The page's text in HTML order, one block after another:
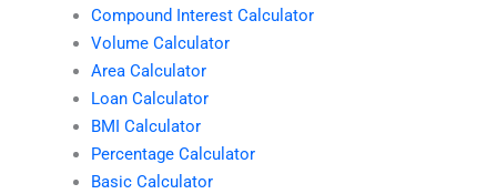
Compound Interest Calculator
Volume Calculator
Area Calculator
Loan Calculator
BMI Calculator
Percentage Calculator
Basic Calculator